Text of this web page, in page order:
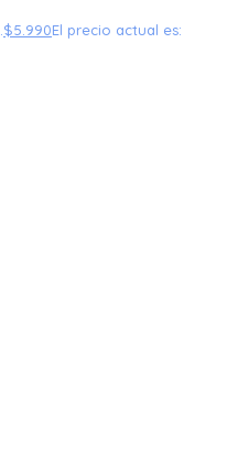
$5.990El precio actual es: